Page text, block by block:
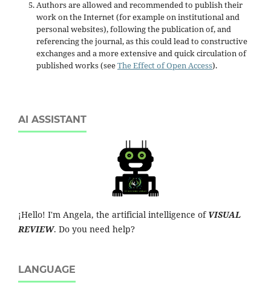
Authors are allowed and recommended to publish their
work on the Internet (for example on institutional and
personal websites), following the publication of, and
referencing the journal, as this could lead to constructive
exchanges and a more extensive and quick circulation of
published works (seeThe Effect of Open Access).
AI ASSISTANT
¡Hello! I'm Angela, the artificial intelligence of VISUAL
REVIEW. Do you need help?
LANGUAGE